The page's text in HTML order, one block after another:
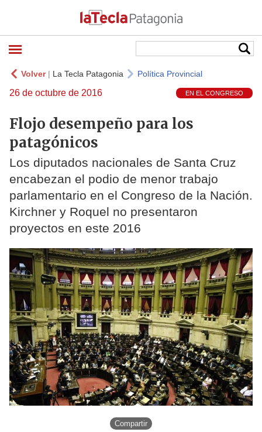
Volver| La Tecla Patagonia Política Provincial
26 de octubre de 2016 EN EL CONGRESO
Flojo desempeño para los
patagónicos
Los diputados nacionales de Santa Cruz
encabezan el podio de menor trabajo
parlamentario en el Congreso de la Nación.
Kirchner y Roquel no presentaron
proyectos en este 2016
Compartir